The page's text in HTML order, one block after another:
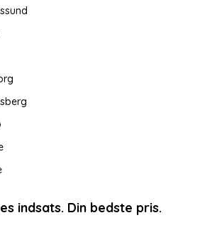
indsats. Din bedste pris.